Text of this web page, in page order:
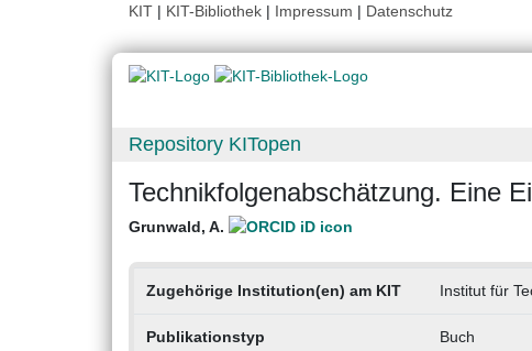
KIT | KIT-Bibliothek | Impressum | Datenschutz
Repository KITopen
Technikfolgenabschätzung. Eine
Grunwald, A.
Zugehörige Institution(en) am KIT Institut für
Publikationstyp Buch